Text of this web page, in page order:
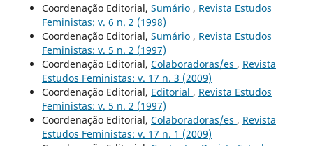
Coordenação Editorial, Sumário , Revista Estudos
Feministas: v. 6 n. 2 (1998)
Coordenação Editorial, Sumário , Revista Estudos
Feministas: v. 5 n. 2 (1997)
Coordenação Editorial, Colaboradoras/es , Revista
Estudos Feministas: v. 17 n. 3 (2009)
Coordenação Editorial, Editorial , Revista Estudos
Feministas: v. 5 n. 2 (1997)
Coordenação Editorial, Colaboradoras/es , Revista
Estudos Feministas: v. 17 n. 1 (2009)